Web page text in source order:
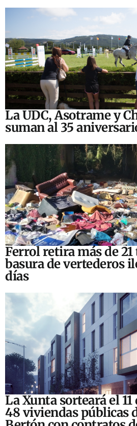
La UDC, Asotrame y
suman al 35
Ferrol retira más de 21
basura de vertederos
días
La Xunta sorteará el
48 viviendas públicas